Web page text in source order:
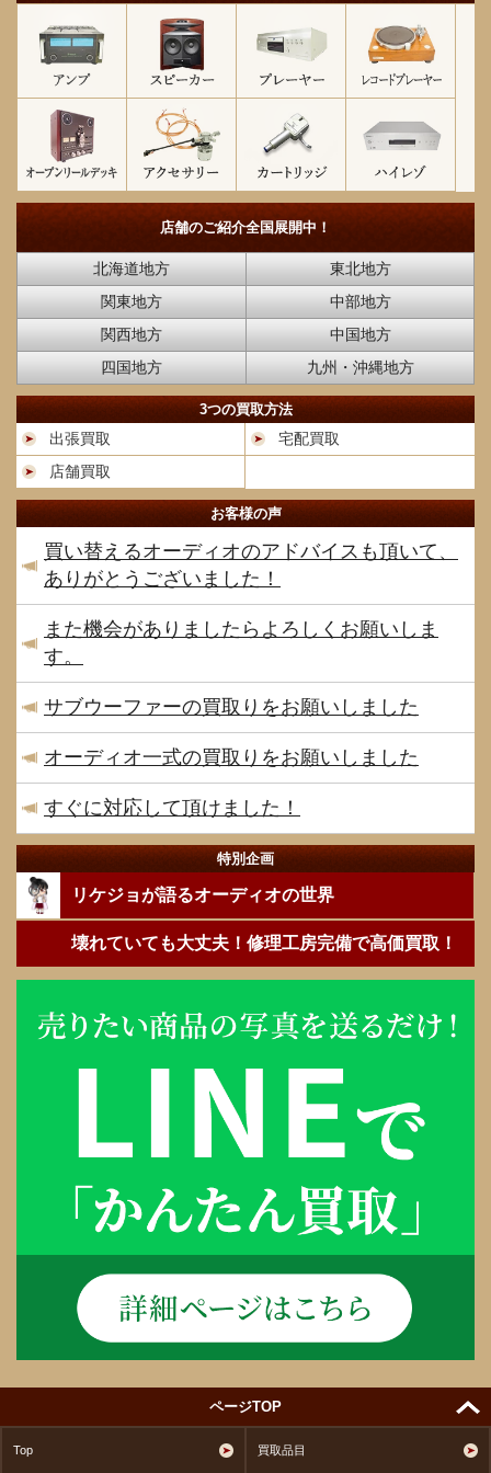
店舗のご紹介全国展開中！
北海道地方
東北地方
関東地方
中部地方
関西地方
中国地方
四国地方
九州・沖縄地方
3つの買取方法
出張買取
宅配買取
店舗買取
お客様の声
買い替えるオーディオのアドバイスも頂いて、
ありがとうございました！
また機会がありましたらよろしくお願いしま
す。
サブウーファーの買取りをお願いしました
オーディオ一式の買取りをお願いしました
すぐに対応して頂けました！
特別企画
リケジョが語るオーディオの世界
壊れていても大丈夫！修理工房完備で高価買取！
ページTOP
Top 買取品目